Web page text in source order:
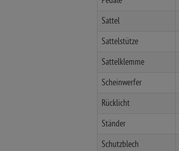
Sattel
Sattelstütze
Sattelklemme
Scheinwerfer
Rücklicht
Ständer
Schutzblech